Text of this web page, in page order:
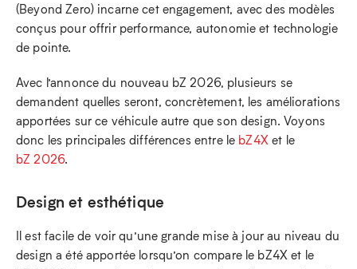
(Beyond Zero) incarne cet engagement, avec des modèles
conçus pour offrir performance, autonomie et technologie
de pointe.
Avec l’annonce du nouveau bZ 2026, plusieurs se
demandent quelles seront, concrètement, les améliorations
apportées sur ce véhicule autre que son design. Voyons
donc les principales différences entre le bZ4Xet le
bZ 2026.
Design et esthétique
Il est facile de voir qu’une grande mise à jour au niveau du
design a été apportée lorsqu’on compare le bZ4X et le